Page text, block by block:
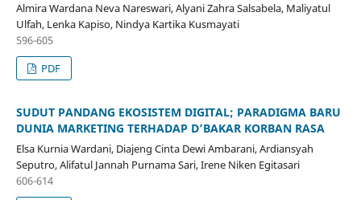
Almira Wardana Neva Nareswari, Alyani Zahra Salsabela, Maliyatul
Ulfah, Lenka Kapiso, Nindya Kartika Kusmayati
596-605
PDF
SUDUT PANDANG EKOSISTEM DIGITAL; PARADIGMA BARU
DUNIA MARKETING TERHADAP D’BAKAR KORBAN RASA
Elsa Kurnia Wardani, Diajeng Cinta Dewi Ambarani, Ardiansyah
Seputro, Alifatul Jannah Purnama Sari, Irene Niken Egitasari
606-614